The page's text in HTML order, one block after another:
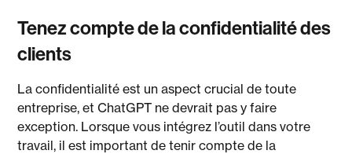
Tenez compte de la confidentialité des
clients
La confidentialité est un aspect crucial de toute
entreprise, et ChatGPT ne devrait pas y faire
exception. Lorsque vous intégrez l’outil dans votre
travail, il est important de tenir compte de la